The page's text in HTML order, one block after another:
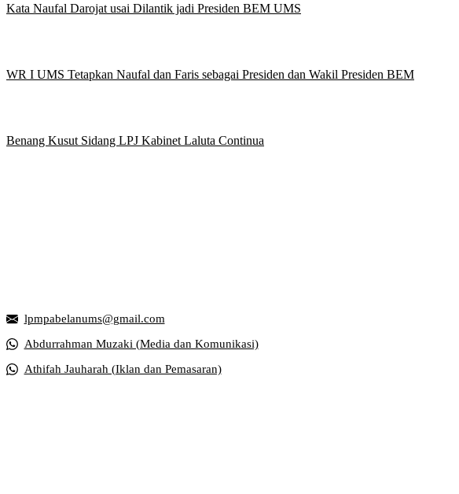
Kata Naufal Darojat usai Dilantik jadi Presiden BEM UMS
WR I UMS Tetapkan Naufal dan Faris sebagai Presiden dan Wakil Presiden BEM
Benang Kusut Sidang LPJ Kabinet Laluta Continua
lpmpabelanums@gmail.com
Abdurrahman Muzaki (Media dan Komunikasi)
Athifah Jauharah (Iklan dan Pemasaran)